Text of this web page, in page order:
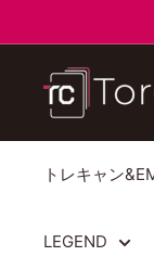
ン
ト
レ
カ
キ
ン
トレキャン
LEGEND